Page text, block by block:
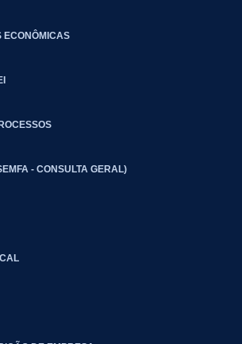
ECONÔMICAS
- CONSULTA GERAL)